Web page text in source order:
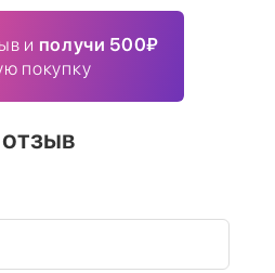
и получи 500₽
покупку